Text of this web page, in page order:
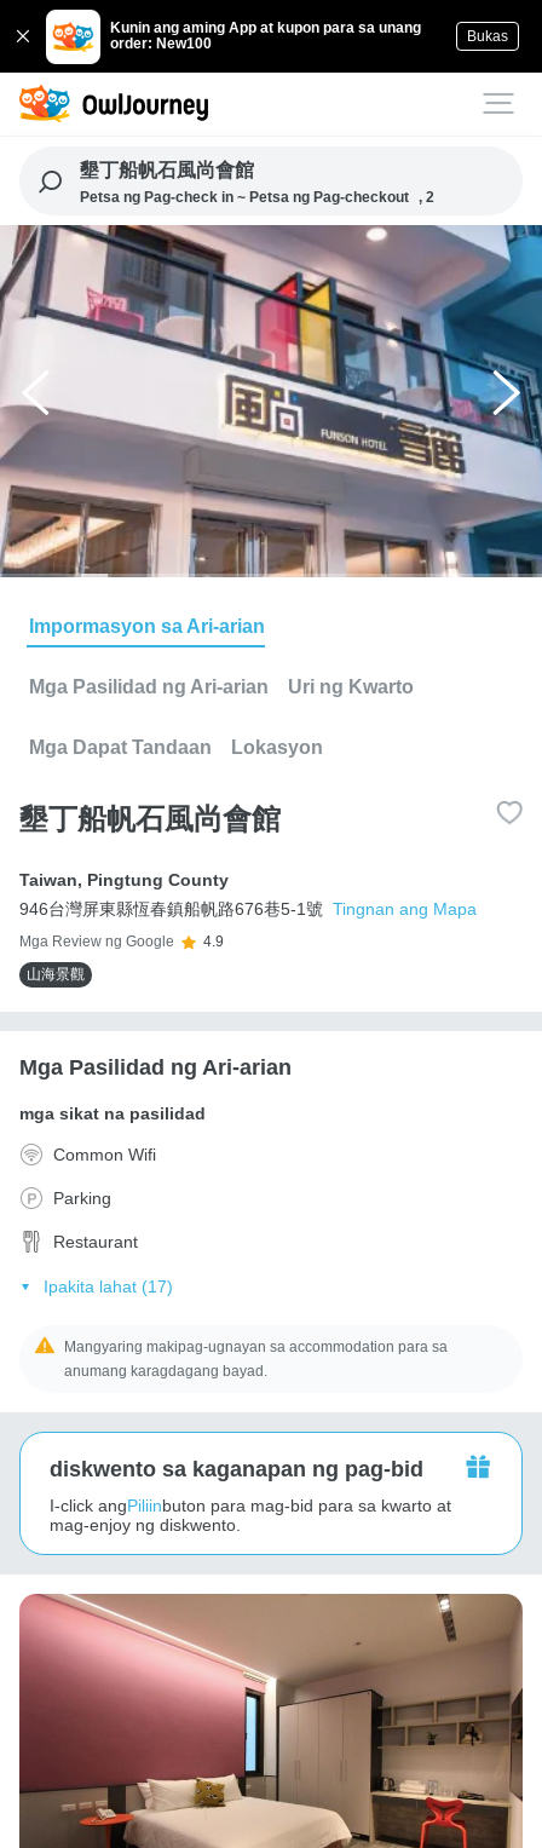
Kunin ang aming App at kupon para sa unang
order: New100
Bukas
墾丁船帆石風尚會館
Petsa ng Pag-check in ~ Petsa ng Pag-checkout , 2
Impormasyon sa Ari-arian
Mga Pasilidad ng Ari-arian Uri ng Kwarto
Mga Dapat Tandaan Lokasyon
墾丁船帆石風尚會館
Taiwan, Pingtung County
946台灣屏東縣恆春鎮船帆路676巷5-1號 Tingnan ang Mapa
Mga Review ng Google
4.9
山海景觀
Mga Pasilidad ng Ari-arian
mga sikat na pasilidad
Common Wifi
Parking
Restaurant
Ipakita lahat (17)
Mangyaring makipag-ugnayan sa accommodation para sa
anumang karagdagang bayad.
diskwento sa kaganapan ng pag-bid
I-click angPiliinbuton para mag-bid para sa kwarto at
mag-enjoy ng diskwento.